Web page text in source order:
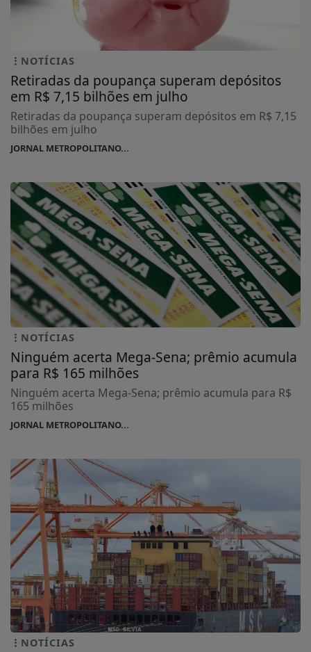
NOTÍCIAS
Retiradas da poupança superam depósitos
em R$ 7,15 bilhões em julho
Retiradas da poupança superam depósitos em R$ 7,15
bilhões em julho
JORNAL METROPOLITANO...
NOTÍCIAS
Ninguém acerta Mega-Sena; prêmio acumula
para R$ 165 milhões
Ninguém acerta Mega-Sena; prêmio acumula para R$
165 milhões
JORNAL METROPOLITANO...
NOTÍCIAS